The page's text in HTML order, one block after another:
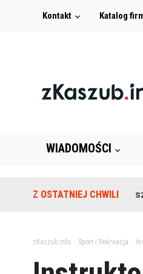
Kontakt Katalog
WIADOMOŚCI
Z OSTATNIEJ CHWILI
Na terenie
zKaszub.info> Sport i Rekreacja